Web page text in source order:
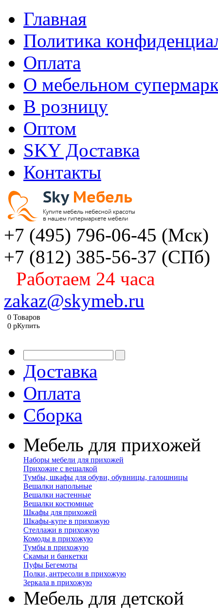
Главная
Политика
Оплата
О мебельном
В розницу
Оптом
SKY Доставка
Контакты
+7 (495) 796-06-45 (Мск)
+7 (812) 385-56-37 (СПб)
Работаем 24 часа
zakaz@skymeb.ru
0 Товаров
0 pКупить
Доставка
Оплата
Сборка
Мебель для прихожей
Наборы мебели для прихожей
Прихожие с вешалкой
Тумбы, шкафы для обуви, обувницы, галошницы
Вешалки напольные
Вешалки настенные
Вешалки костюмные
Шкафы для прихожей
Шкафы-купе в прихожую
Стеллажи в прихожую
Комоды в прихожую
Тумбы в прихожую
Скамьи и банкетки
Пуфы Бегемоты
Полки, антресоли в прихожую
Зеркала в прихожую
Мебель для детской